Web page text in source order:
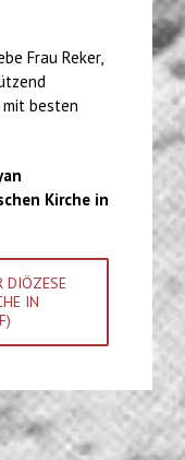
Frau Reker,
besten
Kirche in
DIÖZESE
IN